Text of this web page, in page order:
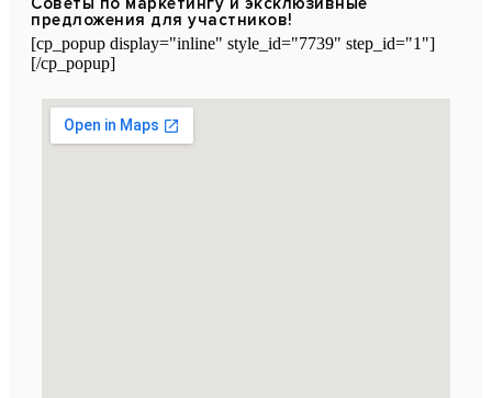
предложения для участников!
[cp_popup display="inline" style_id="7739" step_id="1"]
[/cp_popup]